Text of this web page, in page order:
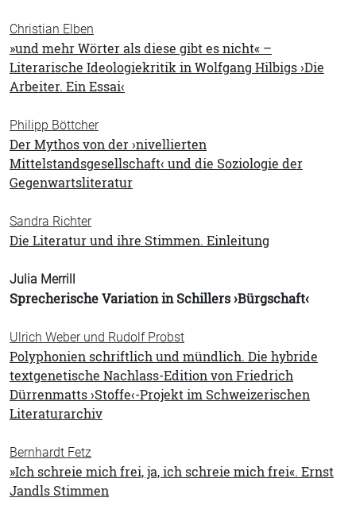
Christian Elben
»und mehr Wörter als diese gibt es nicht« –
Literarische Ideologiekritik in Wolfgang Hilbigs ›Die
Arbeiter. Ein Essai‹
Philipp Böttcher
Der Mythos von der ›nivellierten
Mittelstandsgesellschaft‹ und die Soziologie der
Gegenwartsliteratur
Sandra Richter
Die Literatur und ihre Stimmen. Einleitung
Julia Merrill
Sprecherische Variation in Schillers ›Bürgschaft‹
Ulrich Weber und Rudolf Probst
Polyphonien schriftlich und mündlich. Die hybride
textgenetische Nachlass-Edition von Friedrich
Dürrenmatts ›Stoffe‹-Projekt im Schweizerischen
Literaturarchiv
Bernhardt Fetz
»Ich schreie mich frei, ja, ich schreie mich frei«. Ernst
Jandls Stimmen